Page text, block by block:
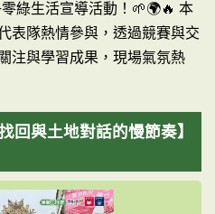
綠生活宣導活動！🌱🌍🔥 本
表隊熱情參與，透過競賽與交
注與學習成果，現場氣氛熱
回與土地對話的慢節奏】